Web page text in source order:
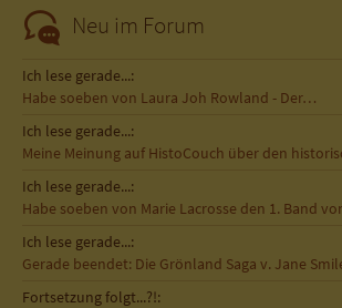
Neu im Forum
Ich lese gerade...:
Habe soeben von Laura Joh Rowland - Der…
Ich lese gerade...:
Meine Meinung auf HistoCouch über den
Ich lese gerade...:
Habe soeben von Marie Lacrosse den 1. Band
Ich lese gerade...:
Gerade beendet: Die Grönland Saga v. Jane
Fortsetzung folgt...?!: